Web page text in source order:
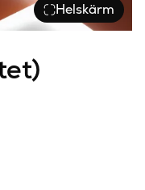
Helskärm